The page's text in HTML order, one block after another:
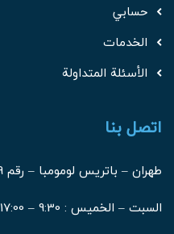
حسابي
الخدمات
الأسئلة المتداولة
اتصل بنا
طهران – باتريس لومومبا – رقم 9
السبت – الخميس : 9:30 – 17:00